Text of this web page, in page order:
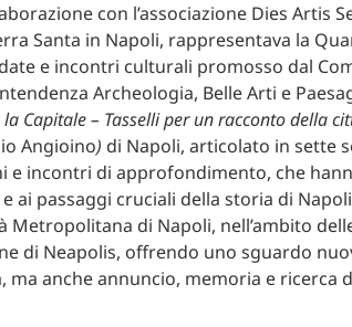
con l’associazione Dies Artis
Santa in Napoli, rappresentava la
e incontri culturali promosso dal
Archeologia, Belle Arti e
Capitale – Tasselli per un racconto della
Angioino) di Napoli, articolato in sette
e incontri di approfondimento, che
ai passaggi cruciali della storia di
di Napoli, nell’ambito
di Neapolis, offrendo uno sguardo
ma anche annuncio, memoria e ricerca